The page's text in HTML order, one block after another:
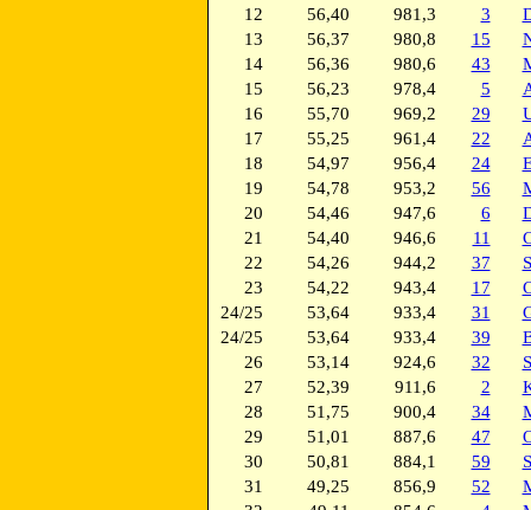
12
56,40 981,3 3
13
56,37 980,8 15
14
56,36 980,6 43
15
56,23 978,4 5
16
55,70 969,2 29
17
55,25 961,4 22
18
54,97 956,4 24
19
54,78 953,2 56
20
54,46 947,6 6
21
54,40 946,6 11
22
54,26 944,2 37
23
54,22 943,4 17
24/25
53,64 933,4 31
24/25
53,64 933,4 39
26
53,14 924,6 32
27
52,39 911,6 2
28
51,75 900,4 34
29
51,01 887,6 47
30
50,81 884,1 59
31
49,25 856,9 52